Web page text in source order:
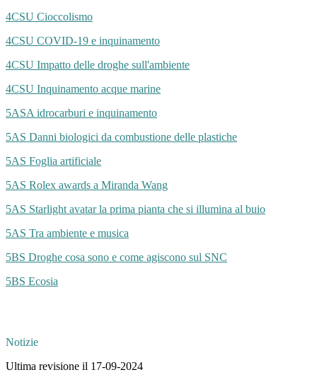
4CSU Cioccolismo
4CSU COVID-19 e inquinamento
4CSU Impatto delle droghe sull'ambiente
4CSU Inquinamento acque marine
5ASA idrocarburi e inquinamento
5AS Danni biologici da combustione delle plastiche
5AS Foglia artificiale
5AS Rolex awards a Miranda Wang
5AS Starlight avatar la prima pianta che si illumina al buio
5AS Tra ambiente e musica
5BS Droghe cosa sono e come agiscono sul SNC
5BS Ecosia
Notizie
Ultima revisione il 17-09-2024